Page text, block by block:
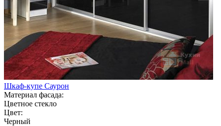
Шкаф-купе Саурон
Материал фасада:
Цветное стекло
Цвет:
Черный